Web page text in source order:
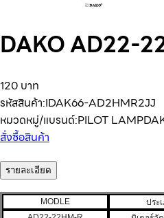
DAKO AD22-
120 บาท
รหัสสินค้า:IDAK66-AD2HMR2JJ
หมวดหมู่/แบรนด์:PILOT LAMP
สั่งซื้อสินค้า
รายละเอียด
MODLE ประ